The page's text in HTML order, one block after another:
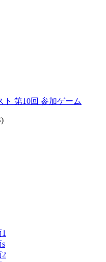
第10回 参加ゲーム